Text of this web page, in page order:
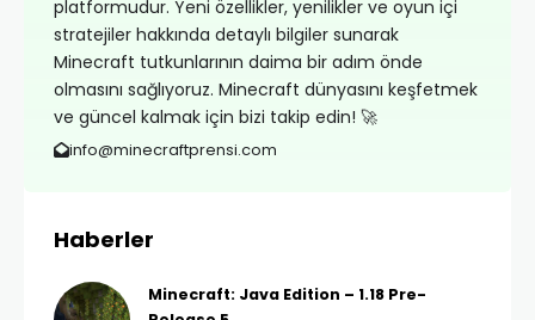
platformudur. Yeni özellikler, yenilikler ve oyun içi
stratejiler hakkında detaylı bilgiler sunarak
Minecraft tutkunlarının daima bir adım önde
olmasını sağlıyoruz. Minecraft dünyasını keşfetmek
ve güncel kalmak için bizi takip edin! 🚀
info@minecraftprensi.com
Haberler
Minecraft: Java Edition – 1.18 Pre-